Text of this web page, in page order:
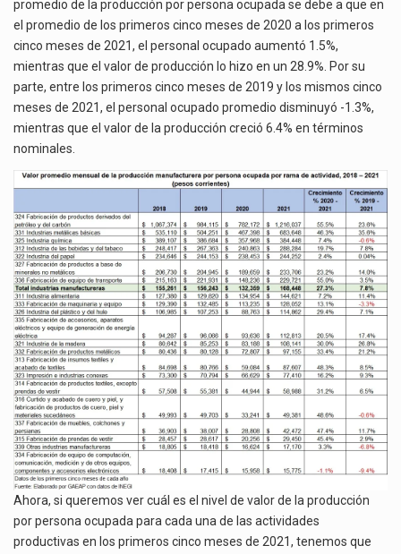
promedio de la producción por persona ocupada se debe a que en
el promedio de los primeros cinco meses de 2020 a los primeros
cinco meses de 2021, el personal ocupado aumentó 1.5%,
mientras que el valor de producción lo hizo en un 28.9%. Por su
parte, entre los primeros cinco meses de 2019 y los mismos cinco
meses de 2021, el personal ocupado promedio disminuyó -1.3%,
mientras que el valor de la producción creció 6.4% en términos
nominales.
Ahora, si queremos ver cuál es el nivel de valor de la producción
por persona ocupada para cada una de las actividades
productivas en los primeros cinco meses de 2021, tenemos que